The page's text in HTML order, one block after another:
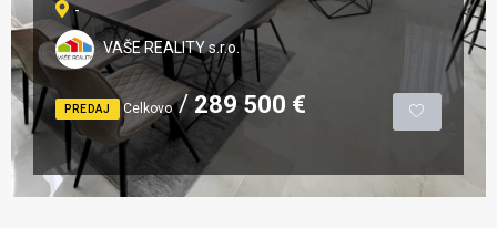
-
VAŠE REALITY s.r.o.
PREDAJ Celkovo 289 500 €